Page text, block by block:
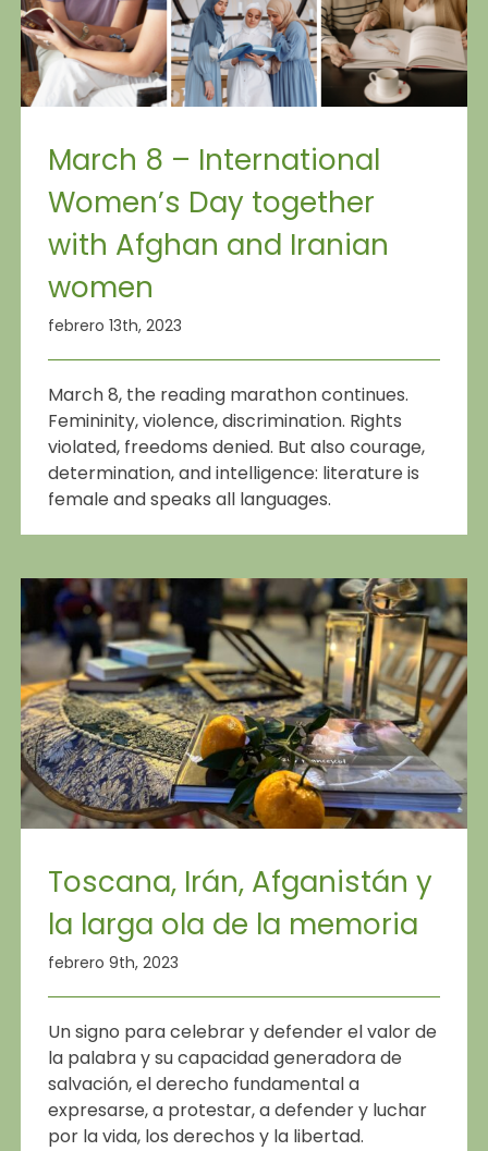
March 8 – International
Women’s Day together
with Afghan and Iranian
women
febrero 13th, 2023
March 8, the reading marathon continues.
Femininity, violence, discrimination. Rights
violated, freedoms denied. But also courage,
determination, and intelligence: literature is
female and speaks all languages.
Toscana, Irán, Afganistán y
la larga ola de la memoria
febrero 9th, 2023
Un signo para celebrar y defender el valor de
la palabra y su capacidad generadora de
salvación, el derecho fundamental a
expresarse, a protestar, a defender y luchar
por la vida, los derechos y la libertad.